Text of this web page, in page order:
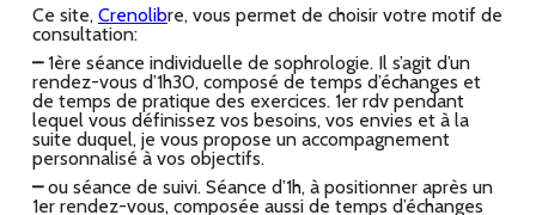
Ce site, Crenolibre, vous permet de choisir votre motif de
consultation:
–1ère séance individuelle de sophrologie. Il s’agit d’un
rendez-vous d’1h30, composé de temps d’échanges et
de temps de pratique des exercices. 1er rdv pendant
lequel vous définissez vos besoins, vos envies et à la
suite duquel, je vous propose un accompagnement
personnalisé à vos objectifs.
–ou séance de suivi. Séance d’1h, à positionner après un
1er rendez-vous, composée aussi de temps d’échanges